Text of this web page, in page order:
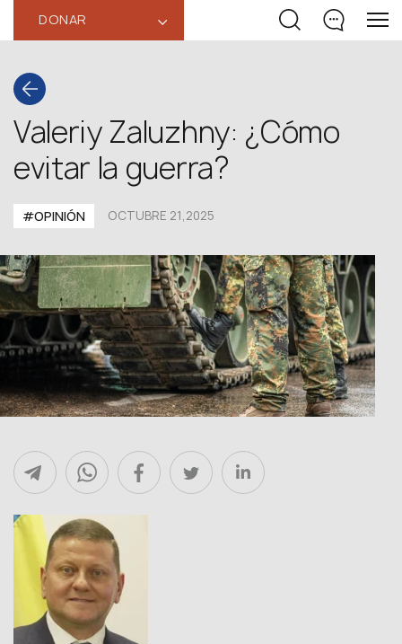
DONAR ‹
Valeriy Zaluzhny: ¿Cómo
evitar la guerra?
#OPINIÓN OCTUBRE 21,2025